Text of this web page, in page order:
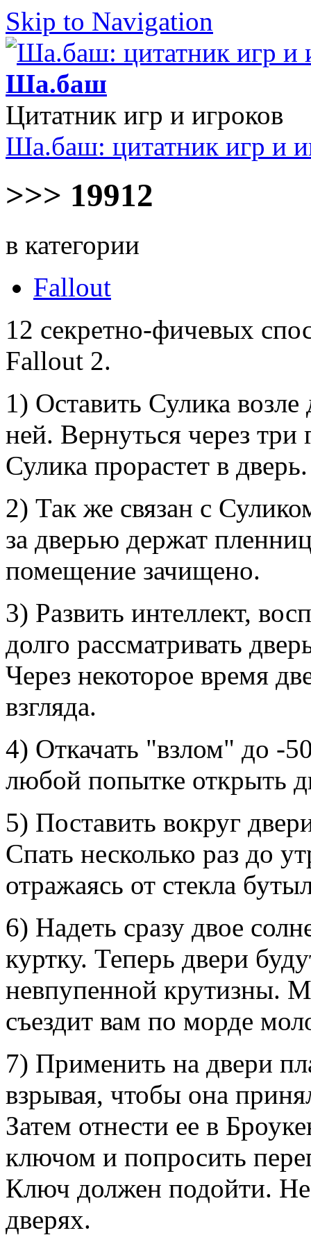
Skip to Navigation
Ша.баш
Цитатник игр и игроков
Ша.баш: цитатник игр и
>>> 19912
в категории
Fallout
12 секретно-фичевых
Fallout 2.
1) Оставить Сулика
ней. Вернуться через три
Сулика прорастет в
2) Так же связан с
за дверью держат
помещение зачищено.
3) Развить интеллект,
долго рассматривать
Через некоторое время
взгляда.
4) Откачать "взлом" до -
любой попытке открыть
5) Поставить вокруг
Спать несколько раз до
отражаясь от стекла
6) Надеть сразу двое
куртку. Теперь двери
невпупенной крутизны.
съездит вам по морде
7) Применить на двери
взрывая, чтобы она
Затем отнести ее в
ключом и попросить
Ключ должен подойти. Не
дверях.